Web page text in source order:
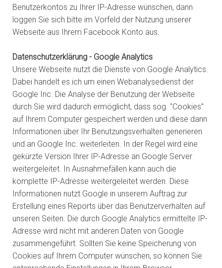
Benutzerkontos zu Ihrer IP-Adresse wünschen, dann
loggen Sie sich bitte im Vorfeld der Nutzung unserer
Webseite aus Ihrem Facebook Konto aus.
Datenschutzerklärung - Google Analytics
Unsere Webseite nutzt die Dienste von Google Analytics.
Dabei handelt es ich um einen Webanalysedienst der
Google Inc. Die Analyse der Benutzung der Webseite
durch Sie wird dadurch ermöglicht, dass sog. "Cookies"
auf Ihrem Computer gespeichert werden und diese dann
Informationen über Ihr Benutzungsverhalten generieren
und an Google Inc. weiterleiten. In der Regel wird eine
gekürzte Version Ihrer IP-Adresse an Google Server
weitergeleitet. In Ausnahmefällen kann auch die
komplette IP-Adresse weitergeleitet werden. Diese
Informationen nutzt Google in unserem Auftrag zur
Erstellung eines Reports über das Benutzerverhalten auf
unseren Seiten. Die durch Google Analytics ermittelte IP-
Adresse wird nicht mit anderen Daten von Google
zusammengeführt. Sollten Sie keine Speicherung von
Cookies auf Ihrem Computer wünschen, so können Sie